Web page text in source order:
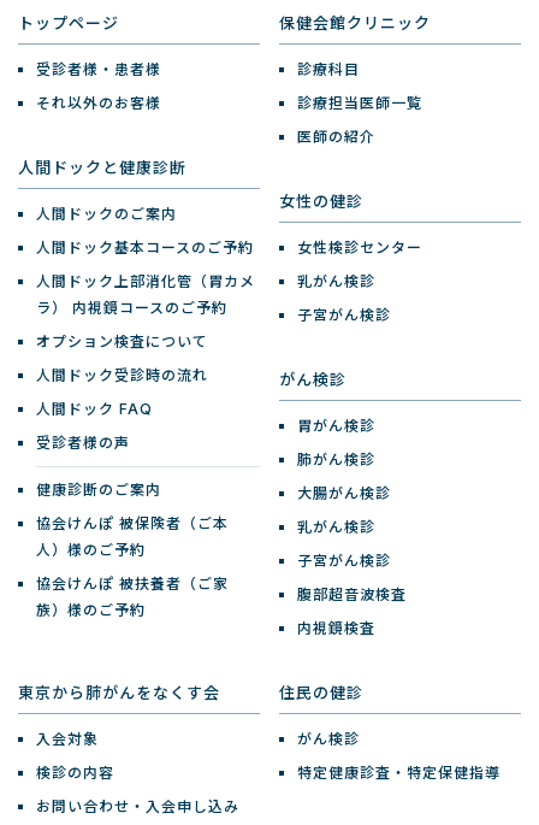
トップページ
受診者様・患者様
それ以外のお客様
人間ドックと健康診断
人間ドックのご案内
人間ドック基本コースのご予約
人間ドック上部消化管（胃カメ
ラ）
内視鏡コースのご予約
オプション検査について
人間ドック受診時の流れ
人間ドック FAQ
受診者様の声
健康診断のご案内
協会けんぽ 被保険者（ご本
人）様のご予約
協会けんぽ 被扶養者（ご家
族）様のご予約
保健会館クリニック
診療科目
診療担当医師一覧
医師の紹介
女性の健診
女性検診センター
乳がん検診
子宮がん検診
がん検診
胃がん検診
肺がん検診
大腸がん検診
乳がん検診
子宮がん検診
腹部超音波検査
内視鏡検査
東京から肺がんをなくす会
入会対象
検診の内容
お問い合わせ・入会申し込み
住民の健診
がん検診
特定健康診査・特定保健指導